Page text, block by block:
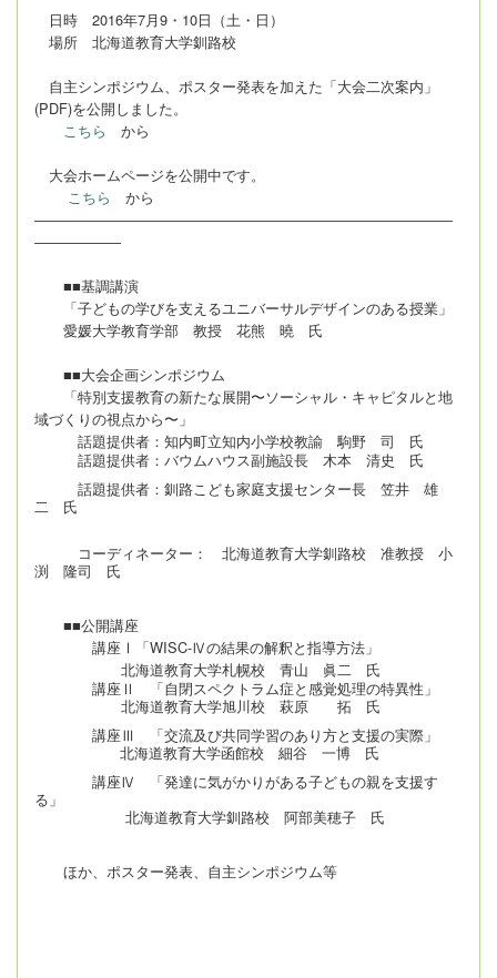
日時 2016年7月9・10日（土・日）
場所 北海道教育大学釧路校
自主シンポジウム、ポスター発表を加えた「大会二次案内」
(PDF)を公開しました。
こちら
から
大会ホームページを公開中です。
こちら
から
―――――――――――――――――――――――――――――
――――――
■■基調講演
「子どもの学びを支えるユニバーサルデザインのある授業」
愛媛大学教育学部 教授 花熊 曉 氏
■■大会企画シンポジウム
「特別支援教育の新たな展開〜ソーシャル・キャピタルと地
域づくりの視点から〜」
話題提供者 ：知内町立知内小学校教諭 駒野 司 氏
話題提供者：バウムハウス副施設長 木本 清史 氏
話題提供者：釧路こども家庭支援センター長 笠井 雄
二 氏
コーディネーター ： 北海道教育大学釧路校 准教授 小
渕 隆司 氏
■■公開講座
講座Ⅰ「WISC-Ⅳの結果の解釈と指導方法」
北海道教育大学札幌校 青山 眞二 氏
講座Ⅱ 「自閉スペクトラム症と感覚処理の特異性」
北海道教育大学旭川校 萩原 拓 氏
講座Ⅲ 「交流及び共同学習のあり方と支援の実際」
北海道教育大学函館校 細谷 一博 氏
講座Ⅳ 「発達に気がかりがある子どもの親を支援す
る」
北海道教育大学釧路校 阿部美穂子 氏
ほか、ポスター発表、自主シンポジウム等